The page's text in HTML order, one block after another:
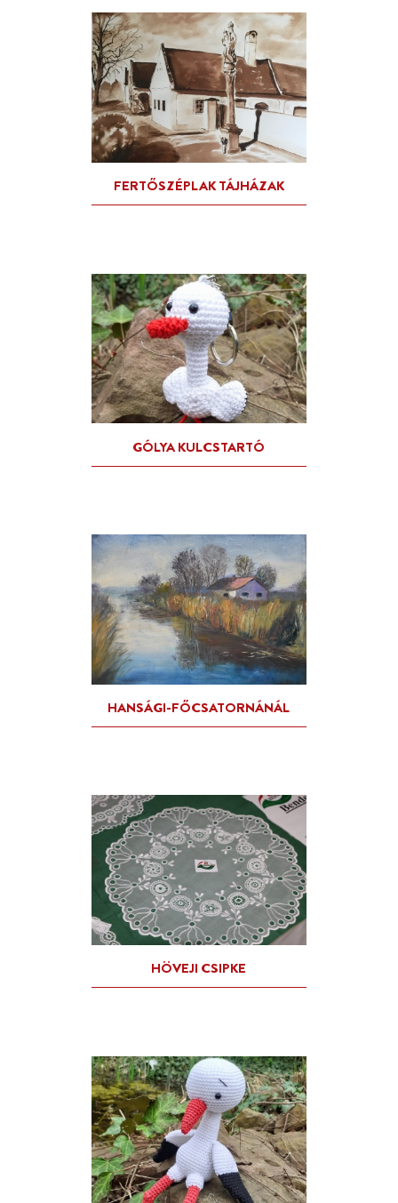
FERTŐ
FERTŐRÁKOS
TELEPÜLÉSSZEGÉLY
FERTŐSZÉPLAK